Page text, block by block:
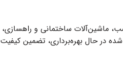
ماشین‌آلات ساختمانی و
شده در حال بهره‌برداری، تضمین